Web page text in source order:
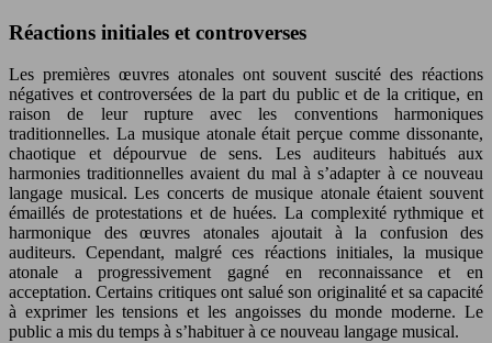
Réactions initiales et controverses
Les premières œuvres atonales ont souvent suscité des réactions
négatives et controversées de la part du public et de la critique, en
raison de leur rupture avec les conventions harmoniques
traditionnelles. La musique atonale était perçue comme dissonante,
chaotique et dépourvue de sens. Les auditeurs habitués aux
harmonies traditionnelles avaient du mal à s’adapter à ce nouveau
langage musical. Les concerts de musique atonale étaient souvent
émaillés de protestations et de huées. La complexité rythmique et
harmonique des œuvres atonales ajoutait à la confusion des
auditeurs. Cependant, malgré ces réactions initiales, la musique
atonale a progressivement gagné en reconnaissance et en
acceptation. Certains critiques ont salué son originalité et sa capacité
à exprimer les tensions et les angoisses du monde moderne. Le
public a mis du temps à s’habituer à ce nouveau langage musical.